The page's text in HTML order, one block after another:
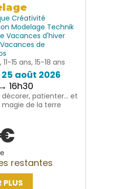
Créativité
Modelage Technik
Vacances d'hiver
Vacances de
15 ans, 15-18 ans
août 2026
16h30
décorer, patienter… et
magie de la terre
restantes
PLUS